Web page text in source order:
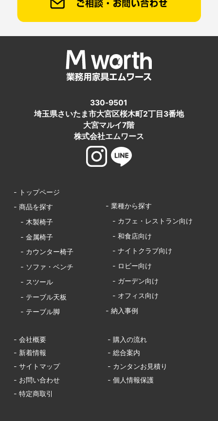
330-9501
埼玉県さいたま市大宮区桜木町2丁目3番地
大宮マルイ7階
株式会社エムワース
- トップページ
- 商品を探す
- 木製椅子
- 金属椅子
- カウンター椅子
- ソファ・ベンチ
- スツール
- テーブル天板
- テーブル脚
- 業種から探す
- カフェ・レストラン向け
- 和食店向け
- ナイトクラブ向け
- ロビー向け
- ガーデン向け
- オフィス向け
- 納入事例
- 会社概要
- 購入の流れ
- 新着情報
- 総合案内
- サイトマップ
- カンタンお見積り
- お問い合わせ
- 個人情報保護
- 特定商取引